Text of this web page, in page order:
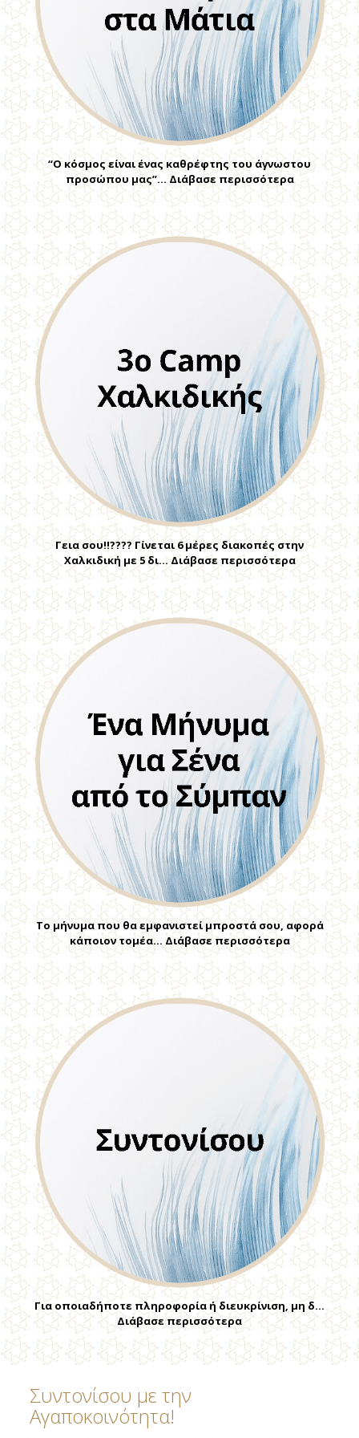
“Ο κόσμος είναι ένας καθρέφτης του άγνωστου
προσώπου μας”… Διάβασε περισσότερα
Γεια σου!!???? Γίνεται 6 μέρες διακοπές στην
Χαλκιδική με 5 δι… Διάβασε περισσότερα
Το μήνυμα που θα εμφανιστεί μπροστά σου, αφορά
κάποιον τομέα… Διάβασε περισσότερα
Για οποιαδήποτε πληροφορία ή διευκρίνιση, μη δ…
Διάβασε περισσότερα
Συντονίσου με την
Αγαποκοινότητα!